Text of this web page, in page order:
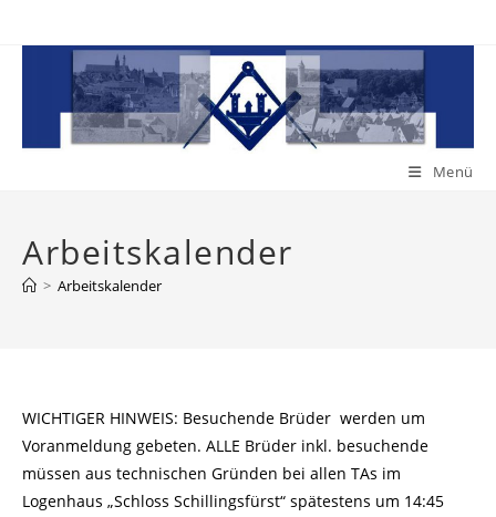
Inhalt
Menü
Arbeitskalender
> Arbeitskalender
WICHTIGER HINWEIS: Besuchende Brüder werden um
Voranmeldung gebeten. ALLE Brüder inkl. besuchende
müssen aus technischen Gründen bei allen TAs im
Logenhaus „Schloss Schillingsfürst“ spätestens um 14:45